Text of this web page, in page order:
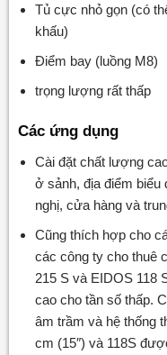
Tủ cực nhỏ gọn (có
khấu)
Điểm bay (luồng M8)
trọng lượng rất thấp
Các ứng dụng
Cài đặt chất lượng
ở sảnh, địa điểm biểu
nghị, cửa hàng và
Cũng thích hợp cho
các công ty cho thuê
215 S và EIDOS 118
cao cho tần số thấp.
âm trầm và hệ thống
cm (15″) và 118S